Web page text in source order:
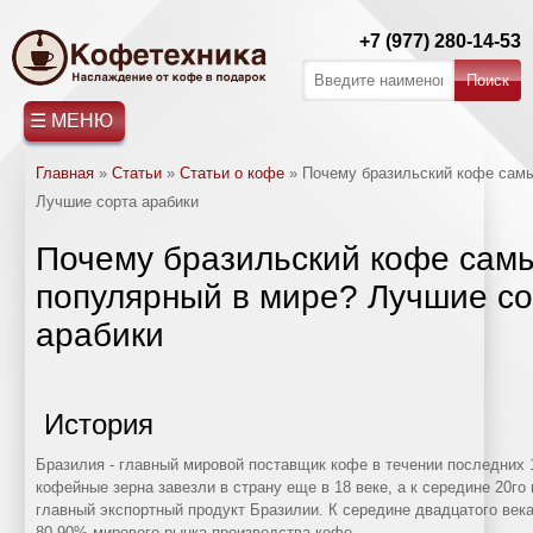
+7 (977) 280-14-53
☰ МЕНЮ
Главная » Статьи » Статьи о кофе » Почему бразильский кофе
Лучшие сорта арабики
Почему бразильский кофе
популярный в мире? Лучшие
арабики
История
Бразилия - главный мировой поставщик кофе в течении последних
кофейные зерна завезли в страну еще в 18 веке, а к середине
главный экспортный продукт Бразилии. К середине двадцатого